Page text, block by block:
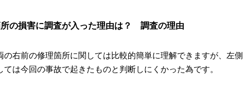
の損害に調査が入った理由は？ 調査の理由
右前の修理箇所に関しては比較的簡単に理解できますが、左側
は今回の事故で起きたものと判断しにくかった為です。